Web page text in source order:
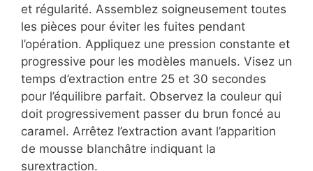
et régularité. Assemblez soigneusement toutes
les pièces pour éviter les fuites pendant
l’opération. Appliquez une pression constante et
progressive pour les modèles manuels. Visez un
temps d’extraction entre 25 et 30 secondes
pour l’équilibre parfait. Observez la couleur qui
doit progressivement passer du brun foncé au
caramel. Arrêtez l’extraction avant l’apparition
de mousse blanchâtre indiquant la
surextraction.